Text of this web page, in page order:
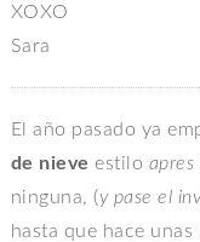
XOXO
Sara
El año pasado ya
de nieve estilo apres
ninguna, (y pase el
hasta que hace